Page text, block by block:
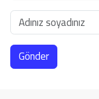
Gönder